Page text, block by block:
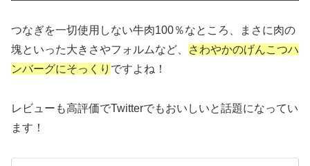
つなぎを一切使用しない牛肉100％なところ、まさに肉の
塊といった大きさやフォルムなど、
さわやかのげんこつハ
ンバーグにそっくり ですよね！
レビューも高評価でTwitterでもおいしいと話題になってい
ます！